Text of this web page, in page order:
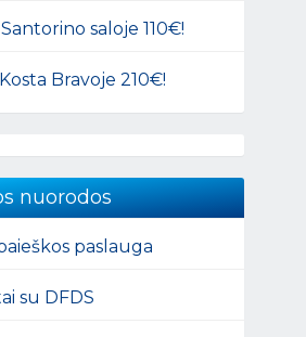
saloje 110€!
Bravoje 210€!
nuorodos
paslauga
su DFDS